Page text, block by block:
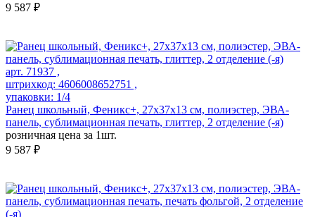
9 587 ₽
арт. 71937 ,
штрихкод: 4606008652751 ,
упаковки: 1/4
Ранец школьный, Феникс+, 27х37х13 см, полиэстер, ЭВА-
панель, сублимационная печать, глиттер, 2 отделение (-я)
розничная цена за 1шт.
9 587 ₽